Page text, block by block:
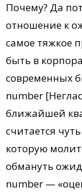
Почему? Да
отношение к
самое тяжкое
быть в
современных
number
ближайшей
считается
которую
обмануть
number —